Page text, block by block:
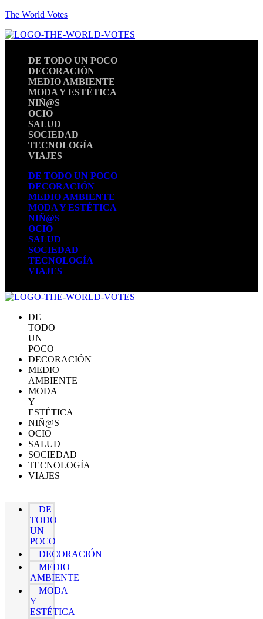
The World Votes
DE TODO UN POCO
DECORACIÓN
MEDIO AMBIENTE
MODA Y ESTÉTICA
NIÑ@S
OCIO
SALUD
SOCIEDAD
TECNOLOGÍA
VIAJES
DE TODO UN POCO
DECORACIÓN
MEDIO AMBIENTE
MODA Y ESTÉTICA
NIÑ@S
OCIO
SALUD
SOCIEDAD
TECNOLOGÍA
VIAJES
DE
TODO
UN
POCO
DECORACIÓN
MEDIO
AMBIENTE
MODA
Y
ESTÉTICA
NIÑ@S
OCIO
SALUD
SOCIEDAD
TECNOLOGÍA
VIAJES
DE
TODO
UN
POCO
DECORACIÓN
MEDIO
AMBIENTE
MODA
Y
ESTÉTICA